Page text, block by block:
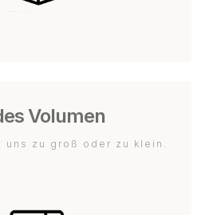
Volumen
uns zu groß oder zu klein.